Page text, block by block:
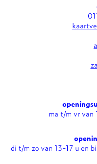
ma t/m vr van
di t/m zo van 13-17 u en